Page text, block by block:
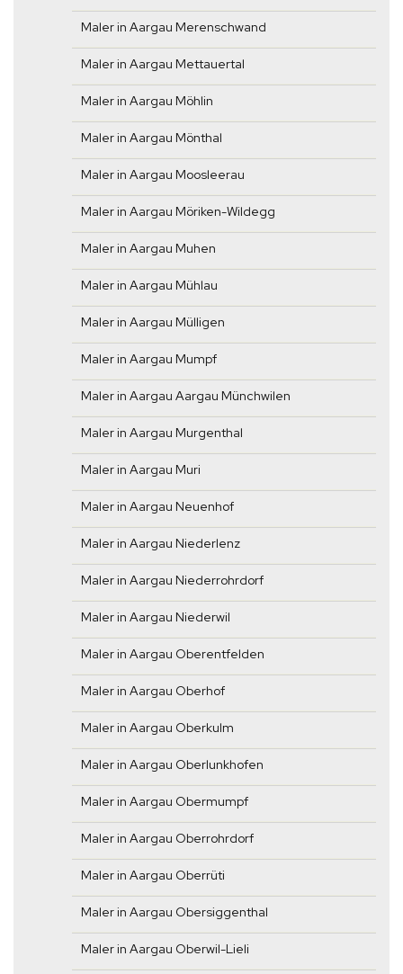
Maler in Aargau Merenschwand
Maler in Aargau Mettauertal
Maler in Aargau Möhlin
Maler in Aargau Mönthal
Maler in Aargau Moosleerau
Maler in Aargau Möriken-Wildegg
Maler in Aargau Muhen
Maler in Aargau Mühlau
Maler in Aargau Mülligen
Maler in Aargau Mumpf
Maler in Aargau Aargau Münchwilen
Maler in Aargau Murgenthal
Maler in Aargau Muri
Maler in Aargau Neuenhof
Maler in Aargau Niederlenz
Maler in Aargau Niederrohrdorf
Maler in Aargau Niederwil
Maler in Aargau Oberentfelden
Maler in Aargau Oberhof
Maler in Aargau Oberkulm
Maler in Aargau Oberlunkhofen
Maler in Aargau Obermumpf
Maler in Aargau Oberrohrdorf
Maler in Aargau Oberrüti
Maler in Aargau Obersiggenthal
Maler in Aargau Oberwil-Lieli